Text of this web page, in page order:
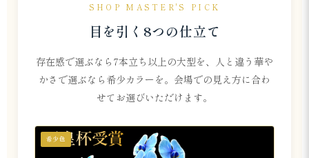
SHOP MASTER'S PICK
目を引く8つの仕立て
存在感で選ぶなら7本立ち以上の大型を、人と違う華や
かさで選ぶなら希少カラーを。会場での見え方に合わ
せてお選びいただけます。
希少色